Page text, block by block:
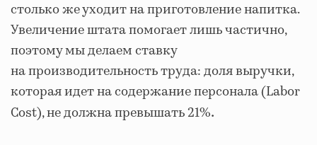
столько же уходит на приготовление напитка.
Увеличение штата помогает лишь частично,
поэтому мы делаем ставку
на производительность труда: доля выручки,
которая идет на содержание персонала (Labor
Cost), не должна превышать 21%.